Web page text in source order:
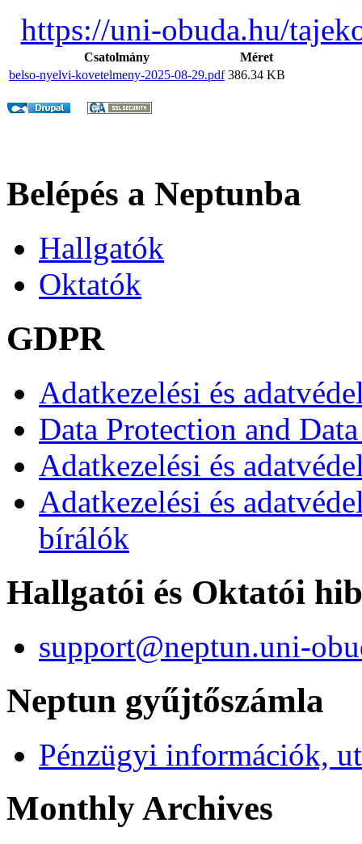
https://uni-obuda.hu/
Csatolmány
Méret
belso-nyelvi-kovetelmeny-2025-08-29.pdf 386.34 KB
Belépés a Neptunba
Hallgatók
Oktatók
GDPR
Adatkezelési és
Data Protection and
Adatkezelési és
Adatkezelési és
bírálók
Hallgatói és Oktatói
support@neptun.uni-
Neptun gyűjtőszámla
Pénzügyi információk,
Monthly Archives